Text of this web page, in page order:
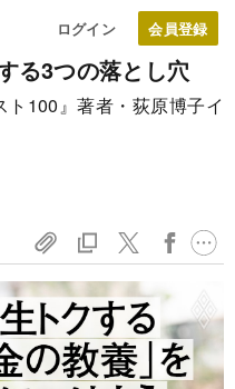
ログイン
る3つの落とし穴
ト100』著者・荻原博子イ